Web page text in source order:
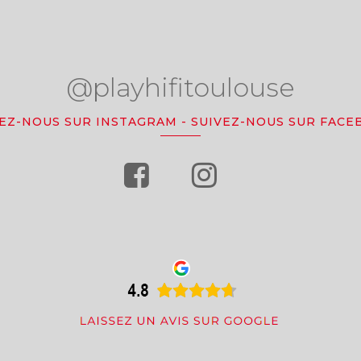
@playhifitoulouse
NOUS SUR INSTAGRAM - SUIVEZ-NOUS SUR